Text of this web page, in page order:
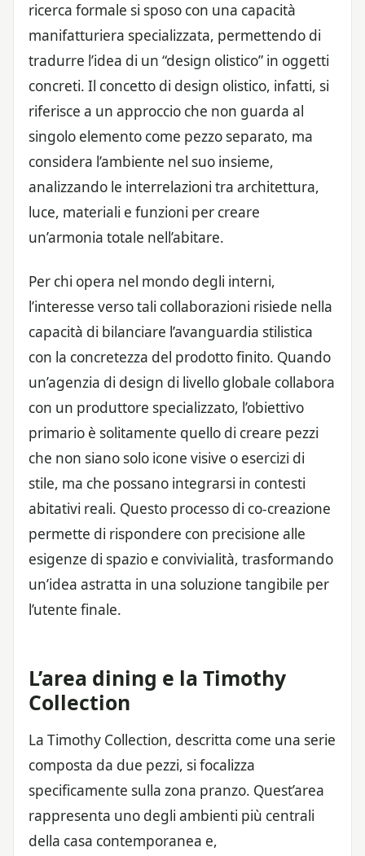
ricerca formale si sposo con una capacità
manifatturiera specializzata, permettendo di
tradurre l’idea di un “design olistico” in oggetti
concreti. Il concetto di design olistico, infatti, si
riferisce a un approccio che non guarda al
singolo elemento come pezzo separato, ma
considera l’ambiente nel suo insieme,
analizzando le interrelazioni tra architettura,
luce, materiali e funzioni per creare
un’armonia totale nell’abitare.
Per chi opera nel mondo degli interni,
l’interesse verso tali collaborazioni risiede nella
capacità di bilanciare l’avanguardia stilistica
con la concretezza del prodotto finito. Quando
un’agenzia di design di livello globale collabora
con un produttore specializzato, l’obiettivo
primario è solitamente quello di creare pezzi
che non siano solo icone visive o esercizi di
stile, ma che possano integrarsi in contesti
abitativi reali. Questo processo di co-creazione
permette di rispondere con precisione alle
esigenze di spazio e convivialità, trasformando
un’idea astratta in una soluzione tangibile per
l’utente finale.
L’area dining e la Timothy
Collection
La Timothy Collection, descritta come una serie
composta da due pezzi, si focalizza
specificamente sulla zona pranzo. Quest’area
rappresenta uno degli ambienti più centrali
della casa contemporanea e,